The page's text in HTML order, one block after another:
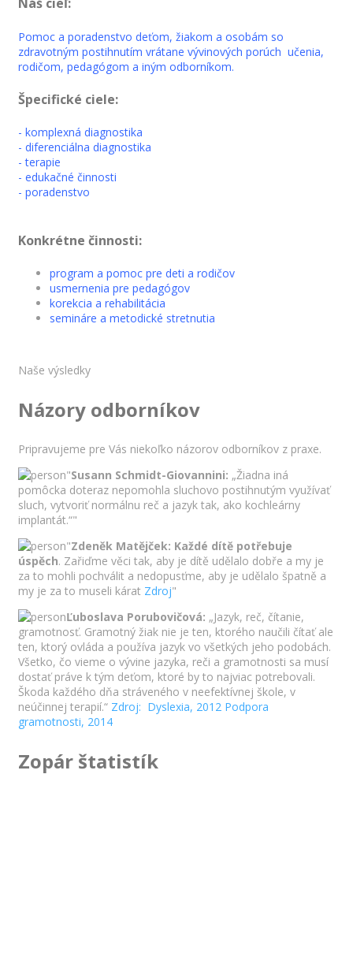
Náš cieľ:
Pomoc a poradenstvo deťom, žiakom a osobám so
zdravotným postihnutím vrátane vývinových porúch učenia,
rodičom, pedagógom a iným odborníkom.
Špecifické ciele:
- komplexná diagnostika
- diferenciálna diagnostika
- terapie
- edukačné činnosti
- poradenstvo
Konkrétne činnosti:
program a pomoc pre deti a rodičov
usmernenia pre pedagógov
korekcia a rehabilitácia
semináre a metodické stretnutia
Naše výsledky
Názory odborníkov
Pripravujeme pre Vás niekoľko názorov odborníkov z praxe.
"Susann Schmidt-Giovannini: „Žiadna iná
pomôcka doteraz nepomohla sluchovo postihnutým využívať
sluch, vytvoriť normálnu reč a jazyk tak, ako kochleárny
implantát.“"
"Zdeněk Matějček: Každé dítě potřebuje
úspěch. Zařiďme věci tak, aby je dítě udělalo dobře a my je
za to mohli pochválit a nedopusťme, aby je udělalo špatně a
my je za to museli kárat Zdroj"
Ľuboslava Porubovičová: „Jazyk, reč, čítanie,
gramotnosť. Gramotný žiak nie je ten, ktorého naučili čítať ale
ten, ktorý ovláda a používa jazyk vo všetkých jeho podobách.
Všetko, čo vieme o vývine jazyka, reči a gramotnosti sa musí
dostať práve k tým deťom, ktoré by to najviac potrebovali.
Škoda každého dňa stráveného v neefektívnej škole, v
neúčinnej terapií.“ Zdroj: Dyslexia, 2012 Podpora
gramotnosti, 2014
Zopár štatistík